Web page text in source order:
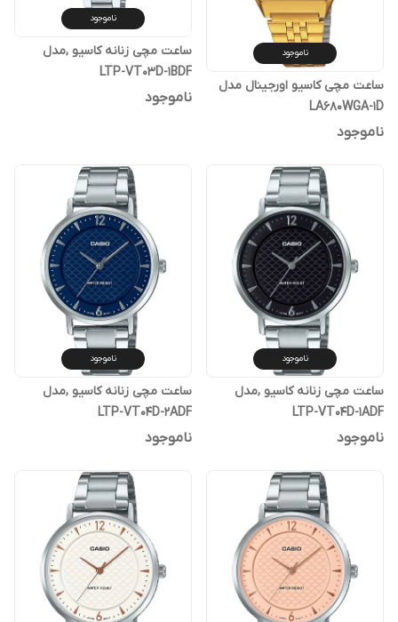
ناموجود
ساعت مچی کاسیو اورجینال مدل
LA680WGA-1D
ناموجود
ناموجود
ساعت مچی زنانه کاسیو ,مدل
LTP-VT03D-1BDF
ناموجود
ناموجود
ساعت مچی زنانه کاسیو ,مدل
LTP-VT04D-1ADF
ناموجود
ناموجود
ساعت مچی زنانه کاسیو ,مدل
LTP-VT04D-2ADF
ناموجود